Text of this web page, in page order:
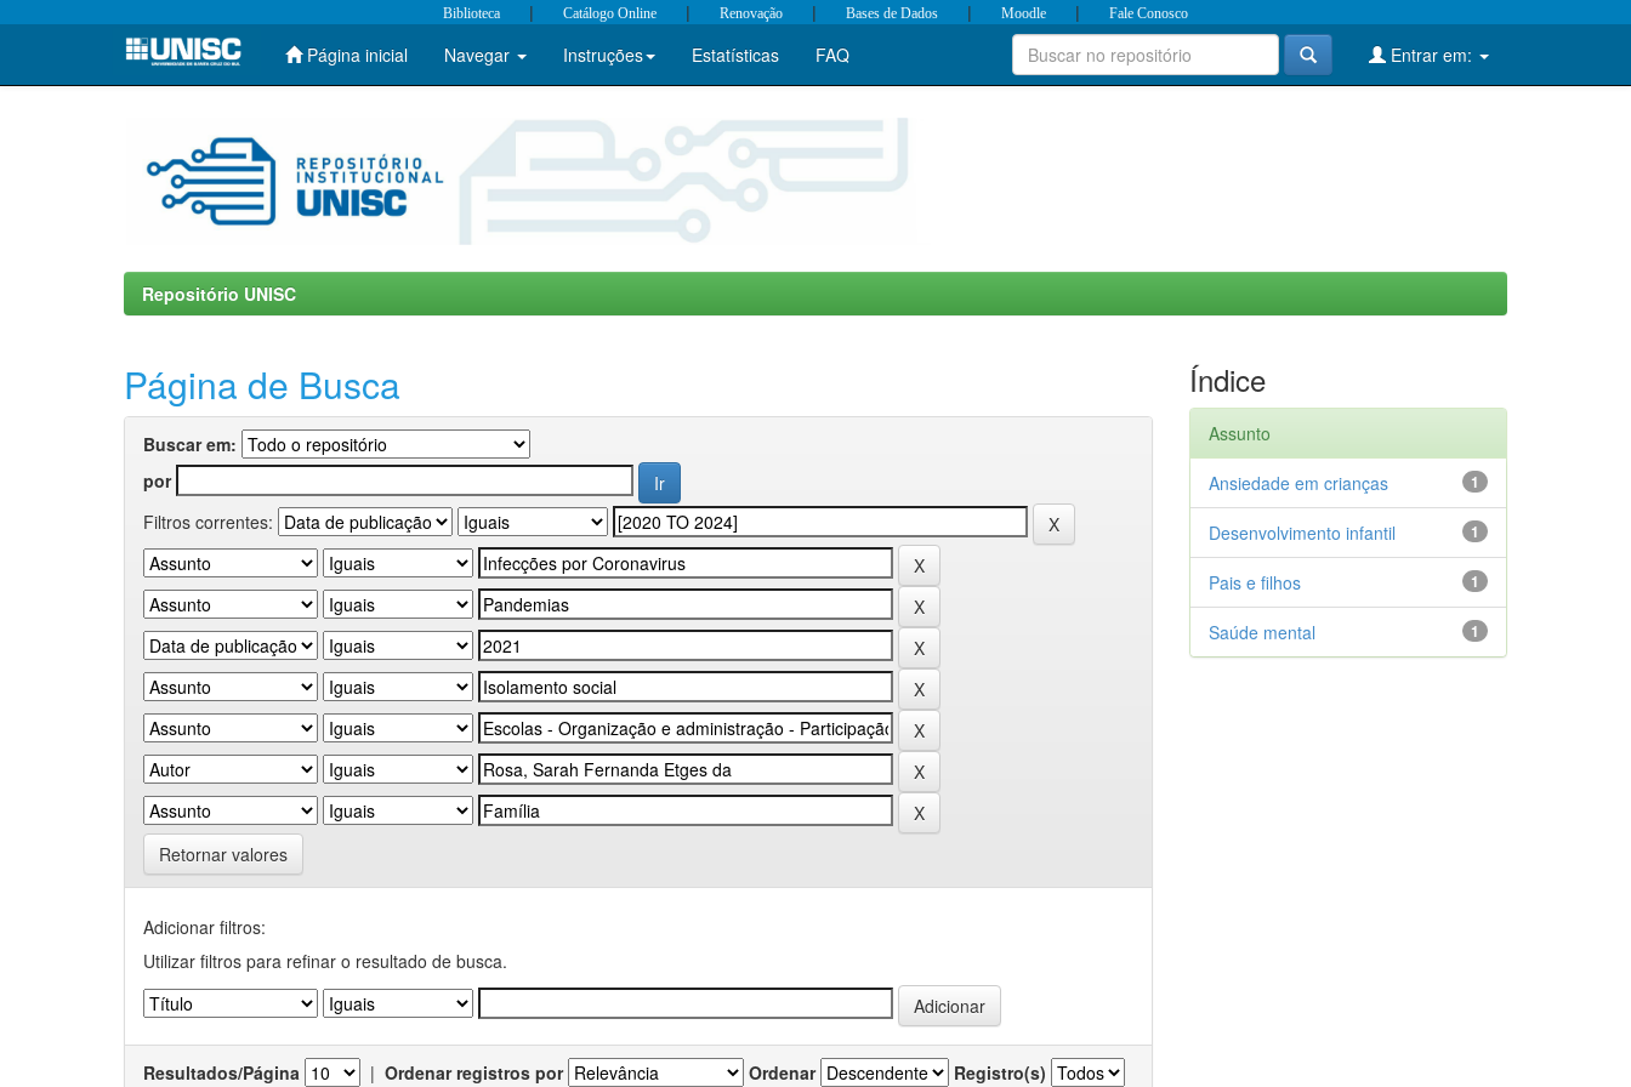
Skip
Biblioteca | Catálogo Online | Renovação | Bases de Dados | Moodle | Fale Conosco
Página inicial Navegar Instruções Estatísticas FAQ Entrar em:
Repositório UNISC
Página de Busca
Buscar em:
por
Filtros correntes:
Retornar valores
Adicionar filtros:
Utilizar filtros para refinar o resultado de busca.
Resultados/Página | Ordenar registros por Ordenar Registro(s)
Índice
Assunto
1
Ansiedade em crianças
1
Desenvolvimento infantil
1
Pais e filhos
1
Saúde mental